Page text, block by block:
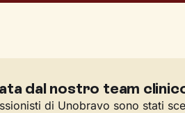
dal nostro team
di Unobravo sono stati